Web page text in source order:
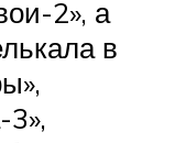
2», а
в
3»,